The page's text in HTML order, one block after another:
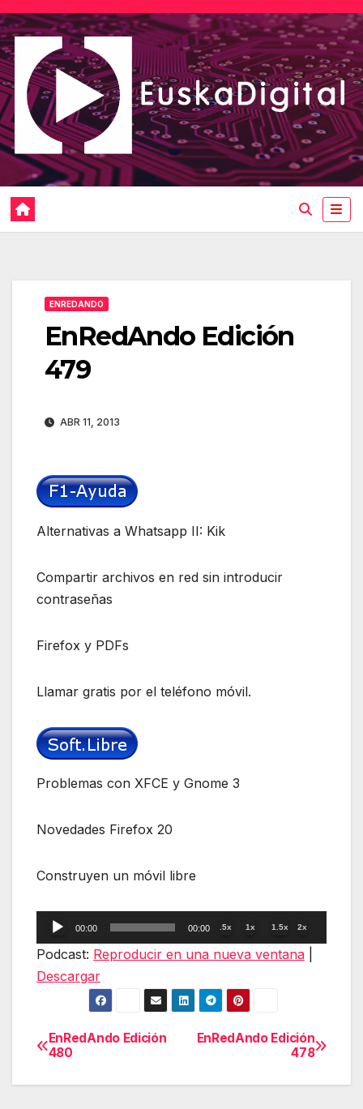
Saltar
al
contenido
ENREDANDO
EnRedAndo Edición
479
ABR 11, 2013
Alternativas a Whatsapp II: Kik
Compartir archivos en red sin introducir
contraseñas
Firefox y PDFs
Llamar gratis por el teléfono móvil.
Problemas con XFCE y Gnome 3
Novedades Firefox 20
Construyen un móvil libre
Reproductor
de
00:00 00:00 .5x 1x 1.5x 2x
Podcast: Reproducir en una nueva ventana
Descargar
Navegación
de
EnRedAndo Edición
478
EnRedAndo Edición
480